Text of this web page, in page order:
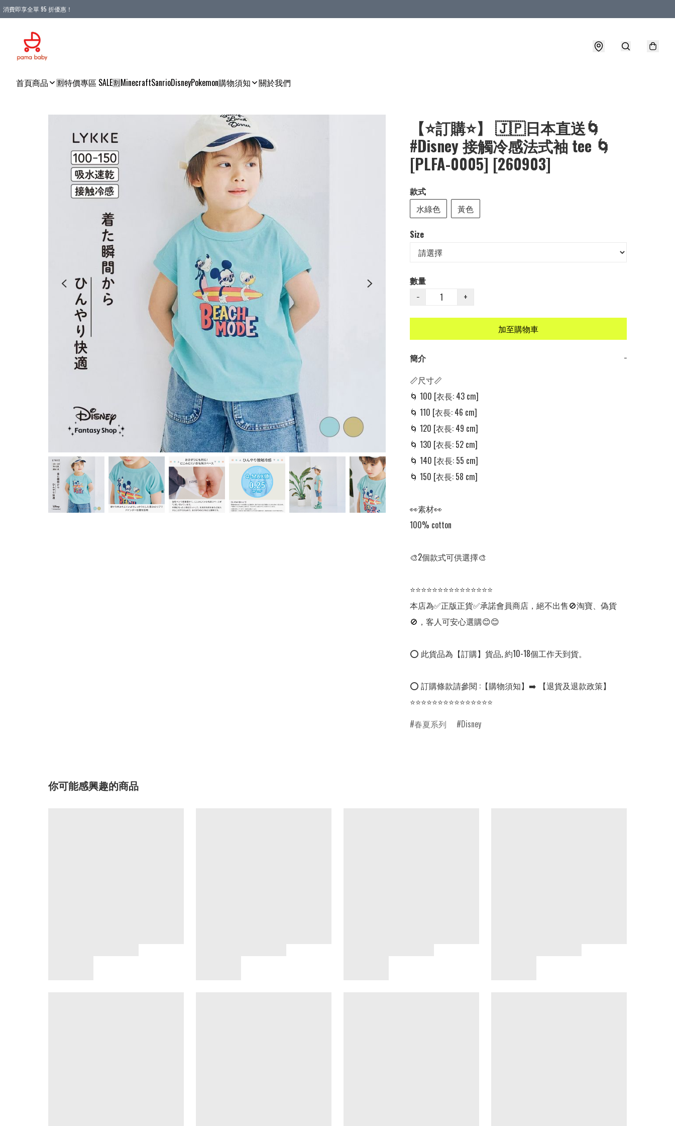
消費即享全單 95 折優惠！
首頁商品 🈹特價專區 SALE🈹MinecraftSanrioDisneyPokemon購物須知 關於我們
【⭐訂購⭐】 🇯🇵日本直送🌀
#Disney 接觸冷感法式袖 tee 🌀
[PLFA-0005] [260903]
款式
水綠色
黃色
Size
數量
−
+
加至購物車
簡介
−
📏尺寸📏
🌀 100 [衣長: 43 cm]
🌀 110 [衣長: 46 cm]
🌀 120 [衣長: 49 cm]
🌀 130 [衣長: 52 cm]
🌀 140 [衣長: 55 cm]
🌀 150 [衣長: 58 cm]
👀素材👀
100% cotton
🎨2個款式可供選擇🎨
⭐⭐⭐⭐⭐⭐⭐⭐⭐⭐⭐⭐⭐⭐⭐
本店為✅正版正貨✅承諾會員商店，絕不出售🚫淘寶、偽貨
🚫，客人可安心選購😊😊
⭕ 此貨品為【訂購】貨品, 約10-18個工作天到貨。
⭕ 訂購條款請參閱 :【購物須知】➡️ 【退貨及退款政策】
⭐⭐⭐⭐⭐⭐⭐⭐⭐⭐⭐⭐⭐⭐⭐
春夏系列
Disney
你可能感興趣的商品